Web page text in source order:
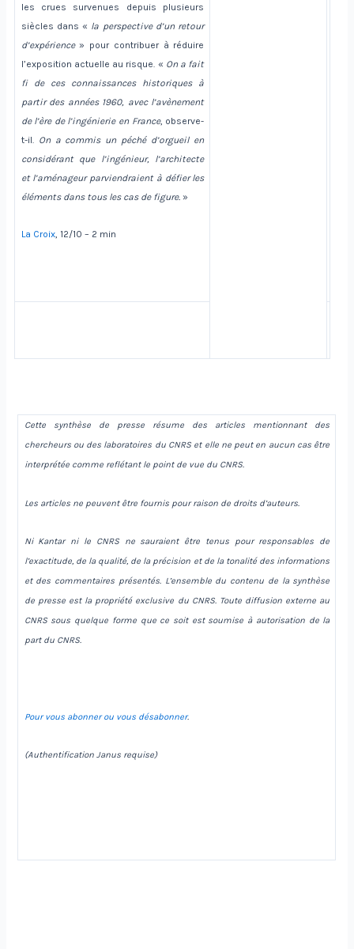
les crues survenues depuis plusieurs
siècles dans « la perspective d’un retour
d’expérience» pour contribuer à réduire
l’exposition actuelle au risque. « On a fait
fi de ces connaissances historiques à
partir des années 1960, avec l’avènement
de l’ère de l’ingénierie en France, observe-
t-il. On a commis un péché d’orgueil en
considérant que l’ingénieur, l’architecte
et l’aménageur parviendraient à défier les
éléments dans tous les cas de figure.»
La Croix, 12/10 – 2 min
Cette synthèse de presse résume des articles mentionnant des
chercheurs ou des laboratoires du CNRS et elle ne peut en aucun cas être
interprétée comme reflétant le point de vue du CNRS.
Les articles ne peuvent être fournis pour raison de droits d’auteurs.
Ni Kantar ni le CNRS ne sauraient être tenus pour responsables de
l’exactitude, de la qualité, de la précision et de la tonalité des informations
et des commentaires présentés. L’ensemble du contenu de la synthèse
de presse est la propriété exclusive du CNRS. Toute diffusion externe au
CNRS sous quelque forme que ce soit est soumise à autorisation de la
part du CNRS.
Pour vous abonner ou vous désabonner.
(Authentification Janus requise)